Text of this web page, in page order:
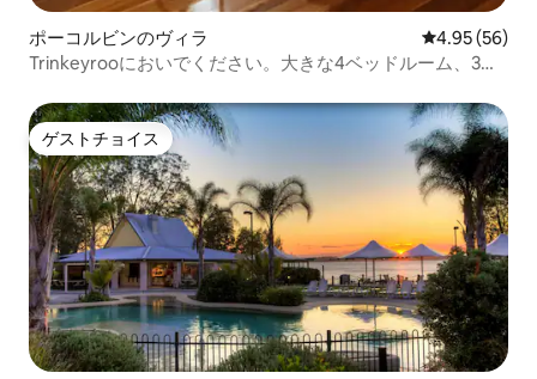
ポーコルビンのヴィラ レビュー56
4.95 (56)
Trinkeyrooにおいでください。大きな4ベッドルーム、3バ
ゲストチョイス
ゲストチョイス